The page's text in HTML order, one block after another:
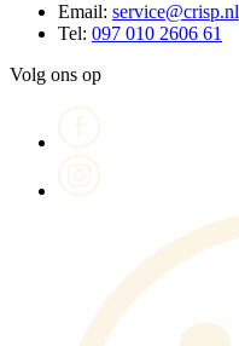
Email: service@crisp.nl
Tel: 097 010 2606 61
Volg ons op